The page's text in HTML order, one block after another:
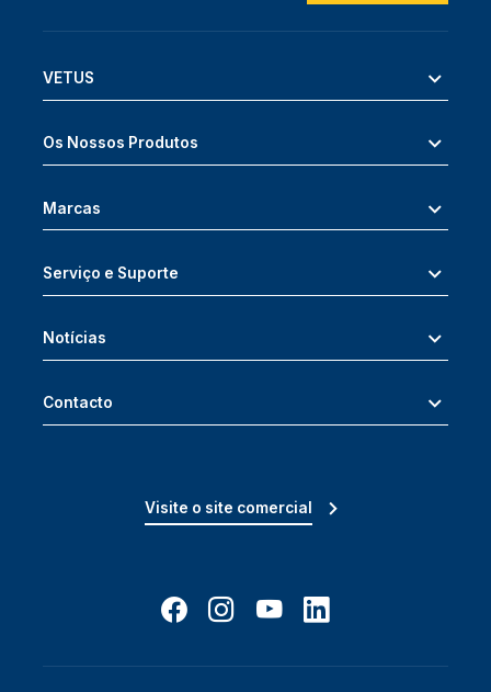
VETUS
Os Nossos Produtos
Marcas
Serviço e Suporte
Notícias
Contacto
Visite o site comercial